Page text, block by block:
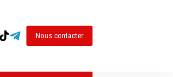
Nous contacter